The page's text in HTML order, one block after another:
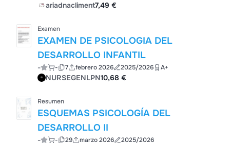
ariadnacliment7,49 €
Examen
EXAMEN DE PSICOLOGIA DEL
DESARROLLO INFANTIL
- - 7 febrero 2026 2025/2026 A+
NURSEGENLPN10,68 €
Resumen
ESQUEMAS PSICOLOGÍA DEL
DESARROLLO II
- - 29 marzo 2026 2025/2026